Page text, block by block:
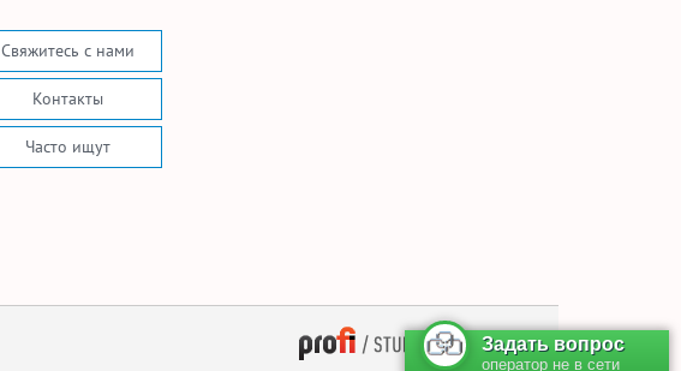
Свяжитесь с нами
Контакты
Часто ищут
— поддержка сайта
Задать вопрос
оператор не в сети